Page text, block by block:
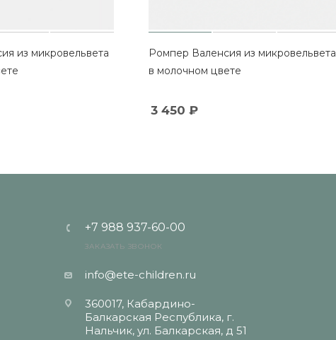
из микровельвета
Ромпер Валенсия из микровельвета
в молочном цвете
3 450 ₽
+7 988 937-60-00
ЗАКАЗАТЬ ЗВОНОК
info@ete-children.ru
360017, Кабардино-
Балкарская Республика, г.
Нальчик, ул. Балкарская, д 51